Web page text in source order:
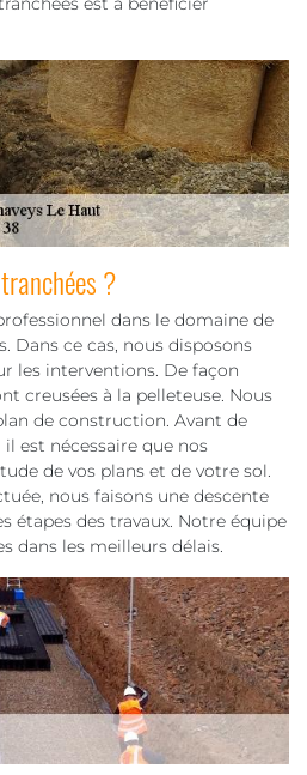
?
dans le domaine de
Dans ce cas, nous disposons
les interventions. De façon
creusées à la pelleteuse. Nous
de construction. Avant de
est nécessaire que nos
de vos plans et de votre sol.
nous faisons une descente
étapes des travaux. Notre équipe
dans les meilleurs délais.